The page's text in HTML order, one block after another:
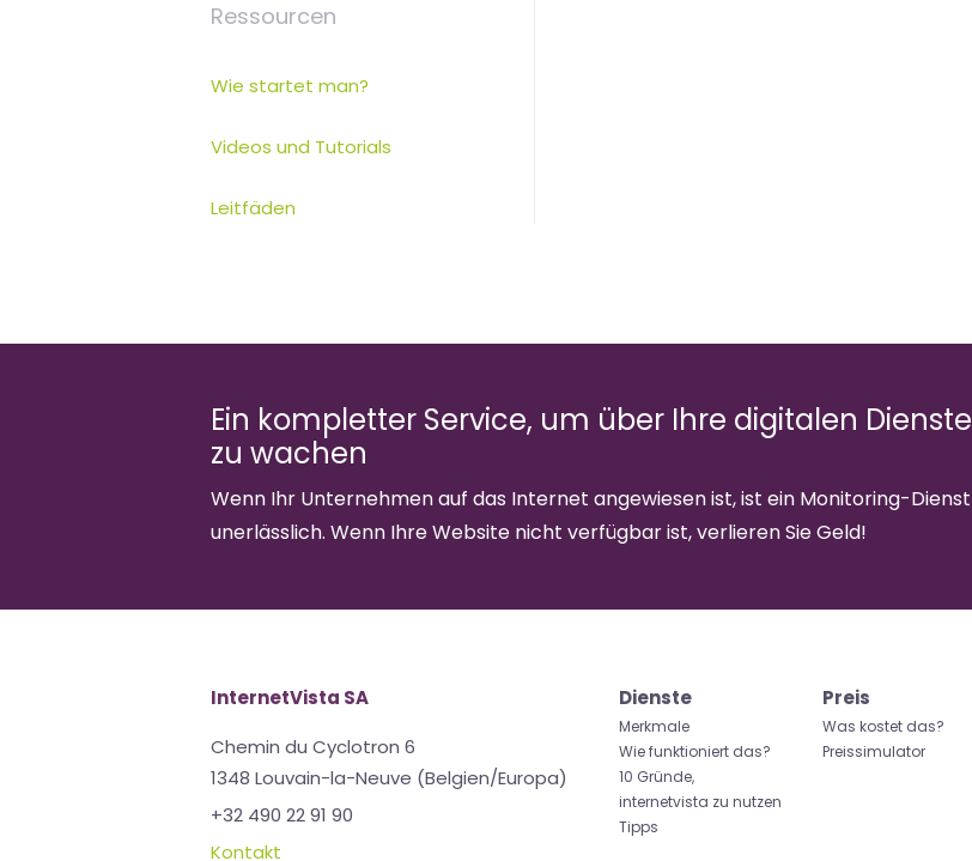
Ressourcen
Wie startet man?
Videos und Tutorials
Leitfäden
Ein kompletter Service, um über Ihre digitalen Dienste
zu wachen
Wenn Ihr Unternehmen auf das Internet angewiesen ist, ist ein Monitoring-Dienst
unerlässlich. Wenn Ihre Website nicht verfügbar ist, verlieren Sie Geld!
InternetVista SA
Chemin du Cyclotron 6
1348 Louvain-la-Neuve (Belgien/Europa)
+32 490 22 91 90
Kontakt
Dienste
Merkmale
Wie funktioniert das?
10 Gründe,
internetvista zu nutzen
Tipps
Preis
Was kostet das?
Preissimulator